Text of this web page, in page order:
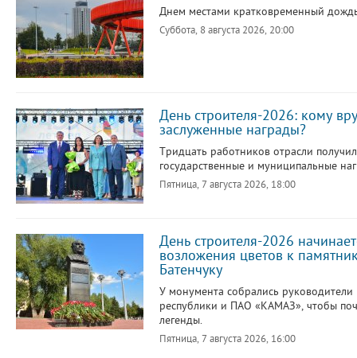
Днем местами кратковременный
Суббота, 8 августа 2026, 20:00
День строителя-2026: кому
заслуженные награды?
Тридцать работников отрасли
государственные и муниципальные
Пятница, 7 августа 2026, 18:00
День строителя-2026
возложения цветов к
Батенчуку
У монумента собрались руководители
республики и ПАО «КАМАЗ», чтобы
легенды.
Пятница, 7 августа 2026, 16:00